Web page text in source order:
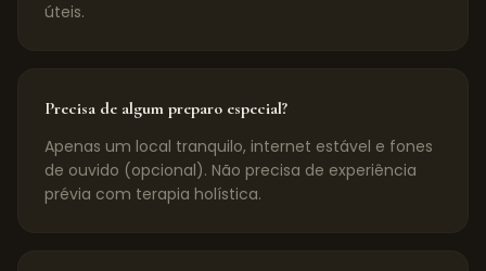
úteis.
Precisa de algum preparo especial?
Apenas um local tranquilo, internet estável e fones
de ouvido (opcional). Não precisa de experiência
prévia com terapia holística.